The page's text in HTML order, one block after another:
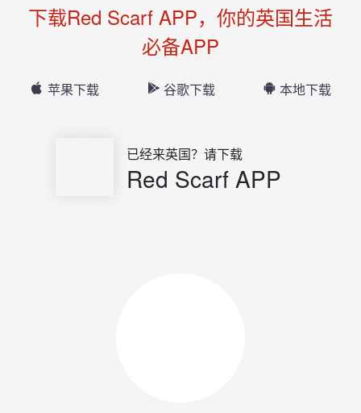
下载Red Scarf APP，你的英国生活
必备APP
苹果下载 谷歌下载 本地下载
已经来英国？请下载
Red Scarf APP